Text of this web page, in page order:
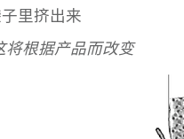
里挤出来
将根据产品而改变